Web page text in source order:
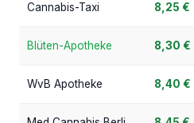
Cannabis-Taxi 8,25 €
Blüten-Apotheke 8,30 €
WvB Apotheke 8,40 €